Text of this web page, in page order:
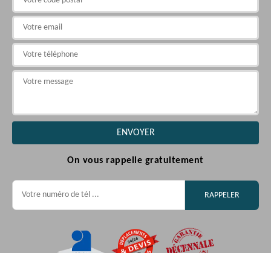
On vous rappelle gratuitement